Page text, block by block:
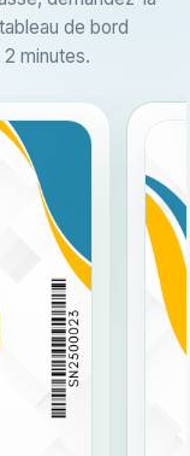
de bord
minutes.